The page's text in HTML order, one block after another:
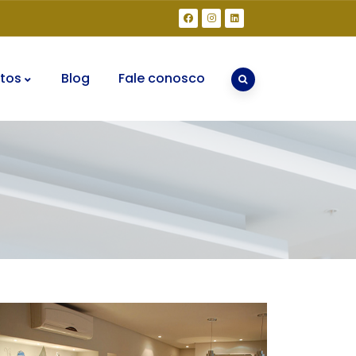
Blog Fale conosco